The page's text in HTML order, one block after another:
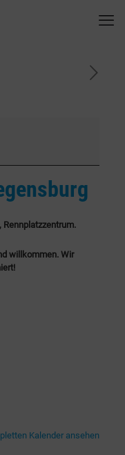
Rennplatzzentrum.
willkommen. Wir
Kalender ansehen